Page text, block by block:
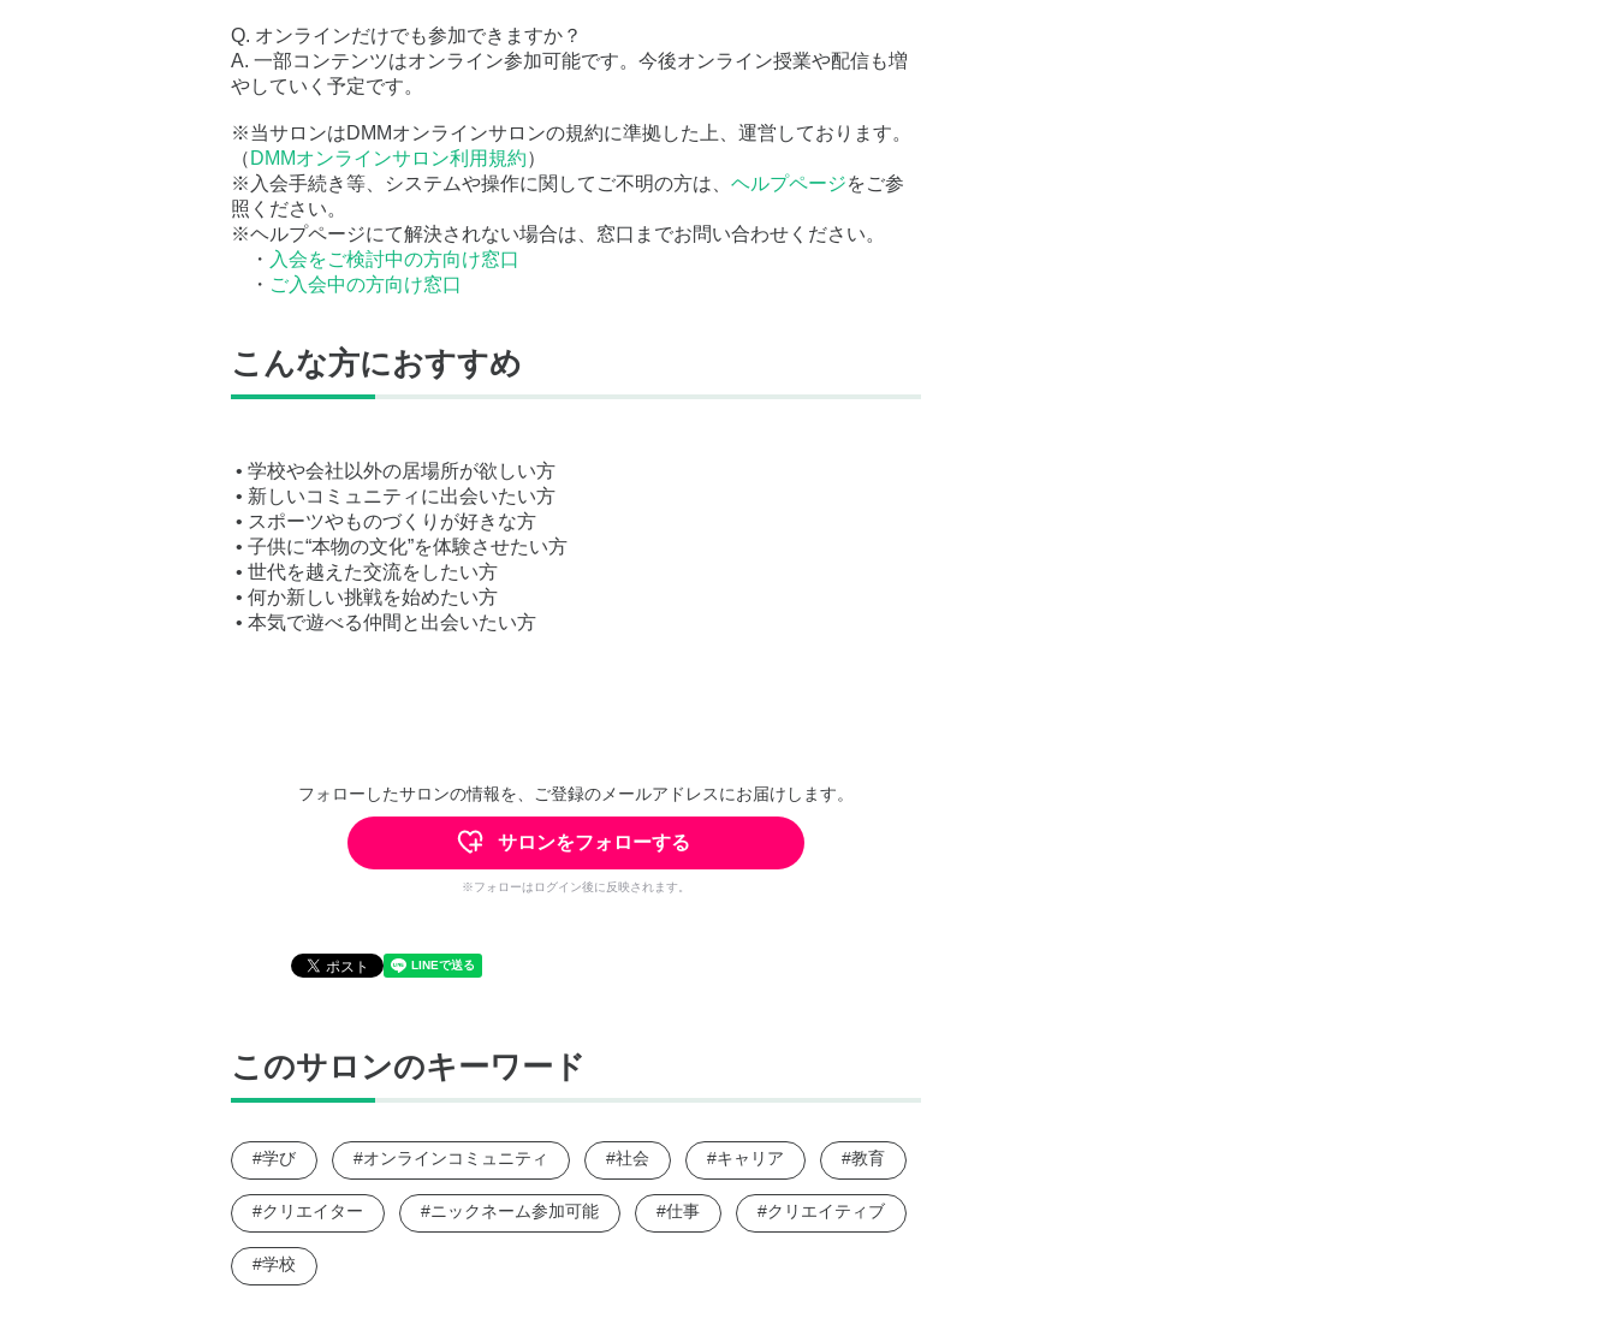
Q. オンラインだけでも参加できますか？
A. 一部コンテンツはオンライン参加可能です。今後オンライン授業や配信も増
やしていく予定です。
※当サロンはDMMオンラインサロンの規約に準拠した上、運営しております。
（ DMMオンラインサロン利用規約）
※入会手続き等、システムや操作に関してご不明の方は、 ヘルプページをご参
照ください。
※ヘルプページにて解決されない場合は、窓口までお問い合わせください。
・ 入会をご検討中の方向け窓口
・ ご入会中の方向け窓口
こんな方におすすめ
• 学校や会社以外の居場所が欲しい方
• 新しいコミュニティに出会いたい方
• スポーツやものづくりが好きな方
• 子供に“本物の文化”を体験させたい方
• 世代を越えた交流をしたい方
• 何か新しい挑戦を始めたい方
• 本気で遊べる仲間と出会いたい方
フォローしたサロンの情報を、ご登録のメールアドレスにお届けします。
サロンをフォローする
※フォローはログイン後に反映されます。
このサロンのキーワード
#学び #オンラインコミュニティ #社会 #キャリア #教育
#クリエイター #ニックネーム参加可能 #仕事 #クリエイティブ
#学校